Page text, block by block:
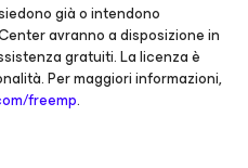
già o intendono
avranno a disposizione in
gratuiti. La licenza è
Per maggiori informazioni,
freemp.